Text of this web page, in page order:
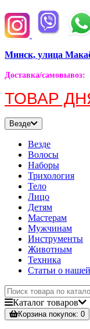
Минск, улица
Доставка/самовывоз:
ТОВАР
Везде
Везде
Волосы
Наборы
Трихология
Тело
Лицо
Детям
Мастерам
Мужчинам
Инструменты
Животным
Техника
Статьи о
Каталог товаров
Корзинапокупок: 0